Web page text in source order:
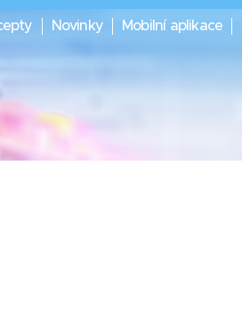
Novinky Mobilní aplikace